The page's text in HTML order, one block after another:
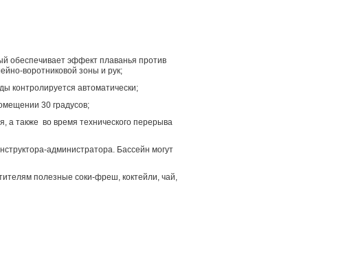
обеспечивает эффект плаванья против
воротниковой зоны и рук;
контролируется автоматически;
30 градусов;
а также во время технического перерыва
администратора. Бассейн могут
полезные соки-фреш, коктейли, чай,